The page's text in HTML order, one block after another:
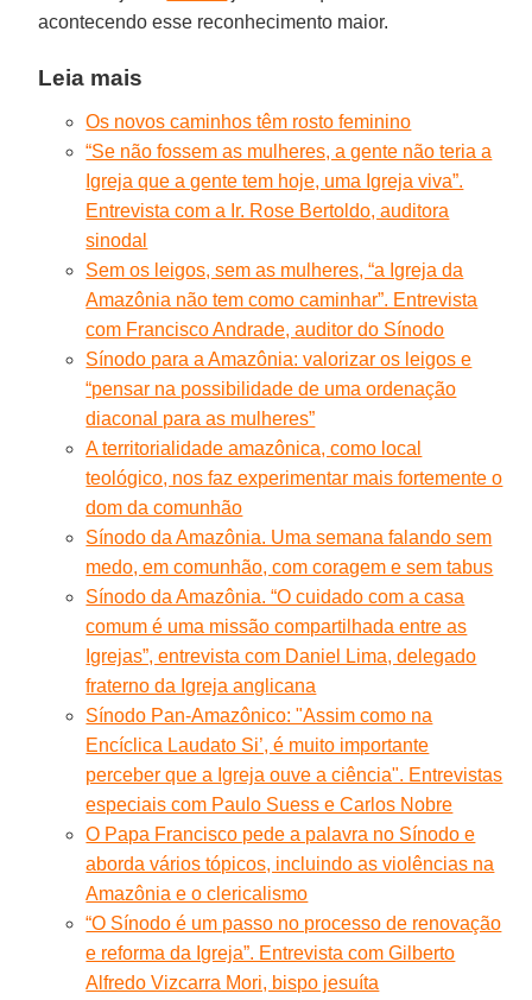
acontecendo esse reconhecimento maior.
Leia mais
Os novos caminhos têm rosto feminino
“Se não fossem as mulheres, a gente não teria a
Igreja que a gente tem hoje, uma Igreja viva”.
Entrevista com a Ir. Rose Bertoldo, auditora
sinodal
Sem os leigos, sem as mulheres, “a Igreja da
Amazônia não tem como caminhar”. Entrevista
com Francisco Andrade, auditor do Sínodo
Sínodo para a Amazônia: valorizar os leigos e
“pensar na possibilidade de uma ordenação
diaconal para as mulheres”
A territorialidade amazônica, como local
teológico, nos faz experimentar mais fortemente o
dom da comunhão
Sínodo da Amazônia. Uma semana falando sem
medo, em comunhão, com coragem e sem tabus
Sínodo da Amazônia. “O cuidado com a casa
comum é uma missão compartilhada entre as
Igrejas”, entrevista com Daniel Lima, delegado
fraterno da Igreja anglicana
Sínodo Pan-Amazônico: "Assim como na
Encíclica Laudato Si’, é muito importante
perceber que a Igreja ouve a ciência". Entrevistas
especiais com Paulo Suess e Carlos Nobre
O Papa Francisco pede a palavra no Sínodo e
aborda vários tópicos, incluindo as violências na
Amazônia e o clericalismo
“O Sínodo é um passo no processo de renovação
e reforma da Igreja”. Entrevista com Gilberto
Alfredo Vizcarra Mori, bispo jesuíta